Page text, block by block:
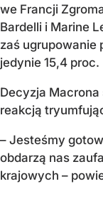
we Francji
Bardelli i Marine
zaś ugrupowanie
jedynie 15,4 proc.
Decyzja Macrona
reakcją
– Jesteśmy
obdarzą nas
krajowych –